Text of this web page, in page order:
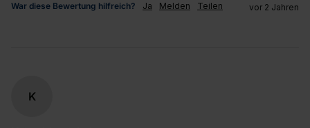
War diese Bewertung hilfreich? Ja Melden Teilen vor 2 Jahren
K